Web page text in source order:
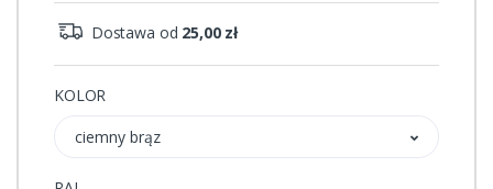
Dostawa od 25,00 zł
KOLOR
ciemny brąz